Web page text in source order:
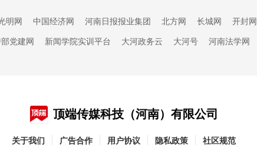
明网 中国经济网 河南日报报业集团 北方网 长城网 开封网
党建网 新闻学院实训平台 大河政务云 大河号 河南法学网
顶端传媒科技（河南）有限公司
关于我们 广告合作 用户协议 隐私政策 社区规范